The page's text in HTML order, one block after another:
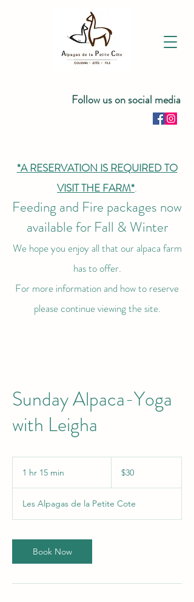
Follow us on social media
*A RESERVATION IS REQUIRED TO
VISIT THE FARM*.
Feeding and Fire packages now
available for Fall & Winter
We hope you enjoy all that our alpaca farm
has to offer.
For more information and how to reserve
please continue viewing the site.
Sunday Alpaca-Yoga
with Leigha
1 hr 15 min
5
m
n
dollars
$30
Les Alpagas de la Petite Cote
Book Now